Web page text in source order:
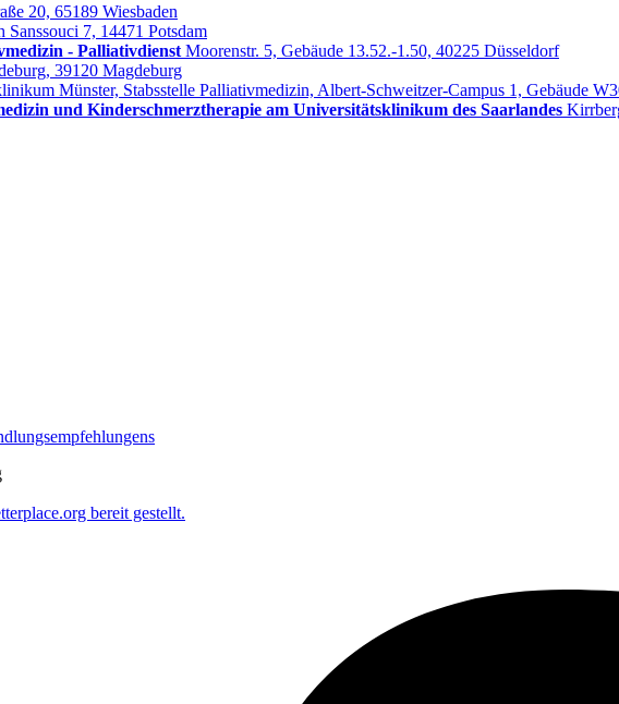
20, 65189 Wiesbaden
Sanssouci 7, 14471 Potsdam
- Palliativdienst Moorenstr. 5, Gebäude 13.52.-1.50, 40225 Düsseldorf
39120 Magdeburg
Münster, Stabsstelle Palliativmedizin, Albert-Schweitzer-Campus 1, Gebäude
und Kinderschmerztherapie am Universitätsklinikum des Saarlandes